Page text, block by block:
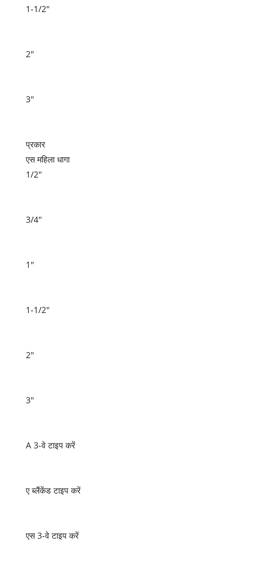
1-1/2"
2"
3"
प्रकार
एस महिला धागा
1/2"
3/4"
1"
1-1/2"
2"
3"
A 3-वे टाइप करें
ए ब्लैंकेंड टाइप करें
एस 3-वे टाइप करें